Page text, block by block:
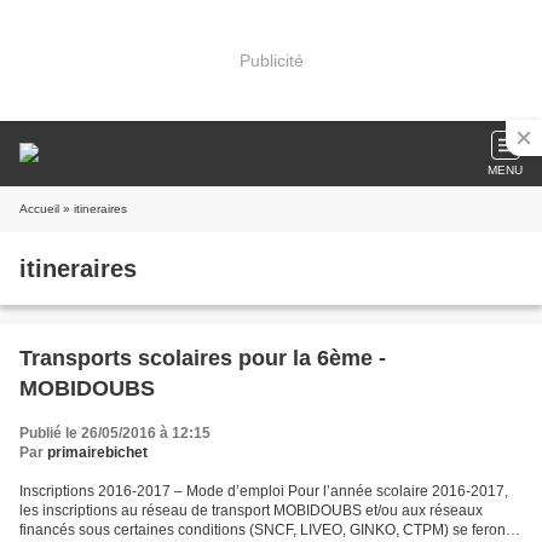
Publicité
MENU
Accueil » itineraires
itineraires
Transports scolaires pour la 6ème -
MOBIDOUBS
Publié le 26/05/2016 à 12:15
Par primairebichet
Inscriptions 2016-2017 – Mode d’emploi Pour l’année scolaire 2016-2017,
les inscriptions au réseau de transport MOBIDOUBS et/ou aux réseaux
financés sous certaines conditions (SNCF, LIVEO, GINKO, CTPM) se feront